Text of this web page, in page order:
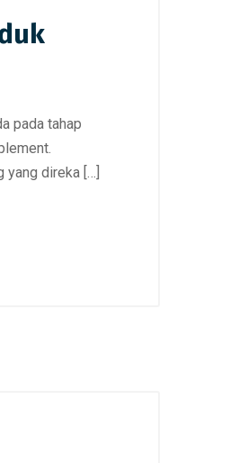
pada tahap
yang direka […]